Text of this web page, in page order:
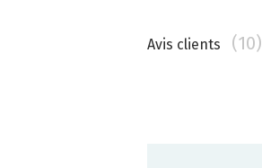
Avis clients (10)
Nathalie Memmi